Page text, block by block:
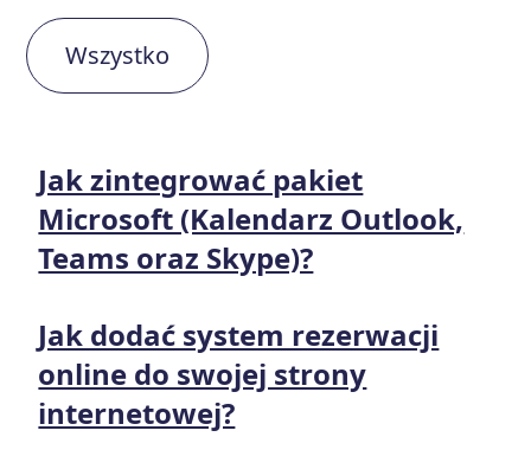
Wszystko
Jak zintegrować pakiet
Microsoft (Kalendarz Outlook,
Teams oraz Skype)?
Jak dodać system rezerwacji
online do swojej strony
internetowej?